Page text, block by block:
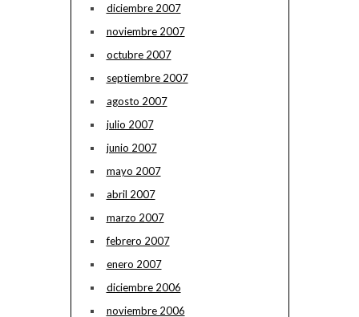
diciembre 2007
noviembre 2007
octubre 2007
septiembre 2007
agosto 2007
julio 2007
junio 2007
mayo 2007
abril 2007
marzo 2007
febrero 2007
enero 2007
diciembre 2006
noviembre 2006